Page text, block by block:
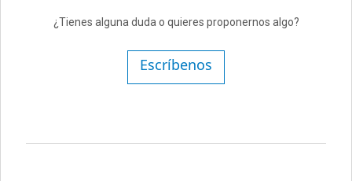
¿Tienes alguna duda o quieres proponernos algo?
Escríbenos